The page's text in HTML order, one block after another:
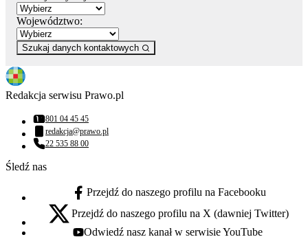
Województwo:
Szukaj danych kontaktowych
Redakcja serwisu Prawo.pl
Numer telefonu:
801 04 45 45
Adres email:
redakcja@prawo.pl
Numer telefonu:
22 535 88 00
Śledź nas
facebook - otwiera się w nowej karcie
Przejdź do naszego profilu na Facebooku
x - otwiera się w nowej karcie
Przejdź do naszego profilu na X (dawniej Twitter)
youtube - otwiera się w nowej karcie
Odwiedź nasz kanał w serwisie YouTube